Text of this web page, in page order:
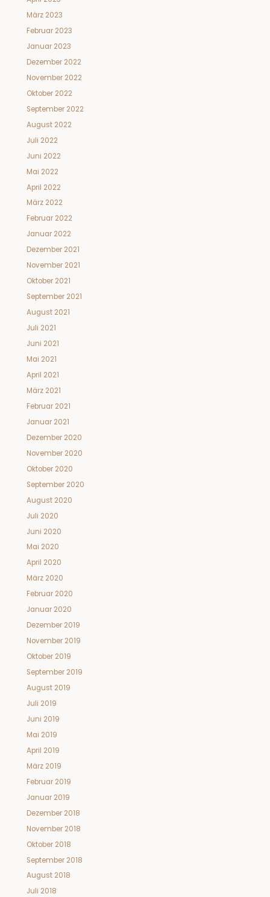
März 2023
Februar 2023
Januar 2023
Dezember 2022
November 2022
Oktober 2022
September 2022
August 2022
Juli 2022
Juni 2022
Mai 2022
April 2022
März 2022
Februar 2022
Januar 2022
Dezember 2021
November 2021
Oktober 2021
September 2021
August 2021
Juli 2021
Juni 2021
Mai 2021
April 2021
März 2021
Februar 2021
Januar 2021
Dezember 2020
November 2020
Oktober 2020
September 2020
August 2020
Juli 2020
Juni 2020
Mai 2020
April 2020
März 2020
Februar 2020
Januar 2020
Dezember 2019
November 2019
Oktober 2019
September 2019
August 2019
Juli 2019
Juni 2019
Mai 2019
April 2019
März 2019
Februar 2019
Januar 2019
Dezember 2018
November 2018
Oktober 2018
September 2018
August 2018
Juli 2018